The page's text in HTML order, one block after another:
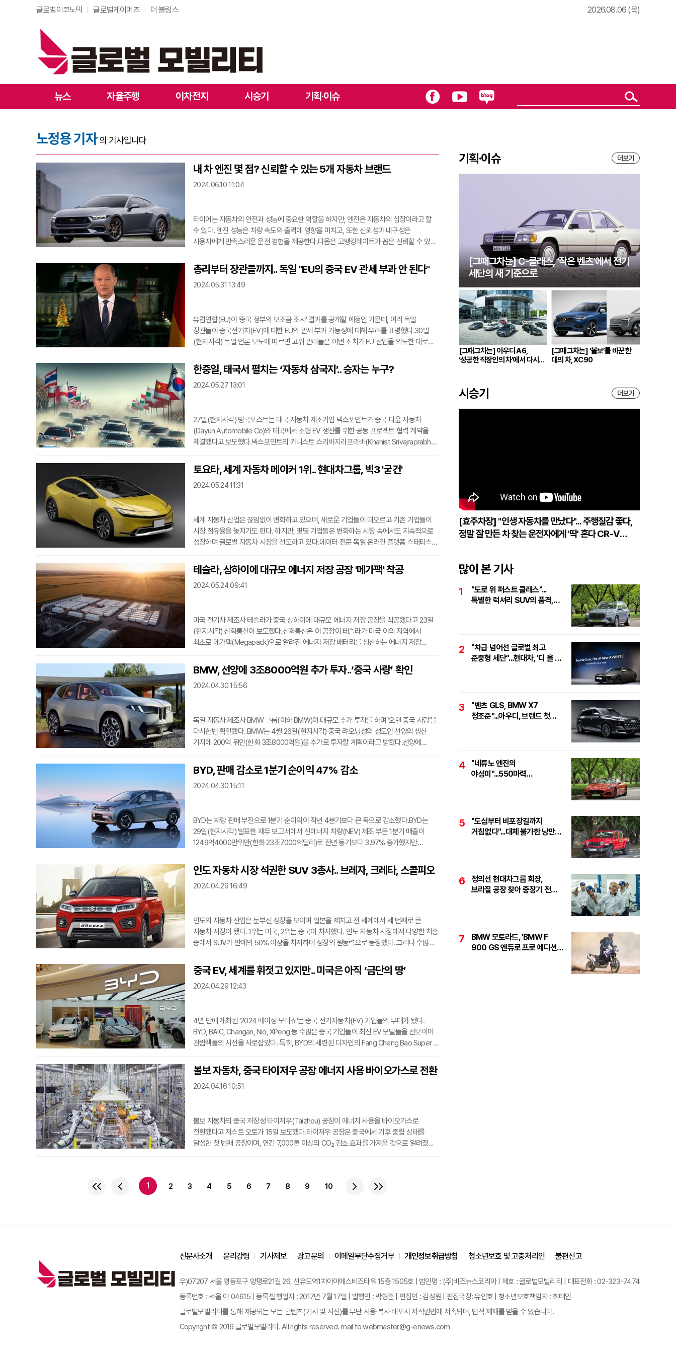
글로벌이코노믹 글로벌게이머즈 더 블링스 2026.08.06 (목)
뉴스 자율주행 이차전지 시승기 기획·이슈
노정용 기자 의 기사입니다
내 차 엔진 몇 점? 신뢰할 수 있는 5개 자동차 브랜드
2024.06.10 11:04
타이어는 자동차의 안전과 성능에 중요한 역할을 하지만, 엔진은 자동차의 심장이라고 할
수 있다. 엔진 성능은 차량 속도와 출력에 영향을 미치고, 또한 신뢰성과 내구성은
사용자에게 만족스러운 운전 경험을 제공한다.다음은 고뱅킹레이트가 꼽은 신뢰할 수 있는
브랜드로, 혁신적이고 효율적인 고성능 엔진 제작 기술로 유명하다. 특히 5.0L 코요테 V8
엔진과 3.5L V6 EcoBoost 엔진은 내연기관 차량뿐만 아니라 하이브리드 및 전기
자동차에도 적용되고 있다.4. 쉐보레쉐보레는 다양한 자동차 회사를 소유하고 있으며,
총리부터 장관들까지.. 독일 "EU의 중국 EV 관세 부과 안 된다"
2024.05.31 13:49
유럽연합(EU)이 ‘중국 정부의 보조금 조사’ 결과를 공개할 예정인 가운데, 여러 독일
장관들이 중국전기차(EV)에 대한 EU의 관세 부과 가능성에 대해 우려를 표명했다.30일
(현지시각) 독일 언론 보도에 따르면 고위 관리들은 이번 조치가 EU 산업을 의도한 대로
훼손하는 역효과를 낳을 수 있다고 밝혔다.미국은 이달 초 전기자동차(EV)를 포함해 다양한
중국산 수입품에 대한 새로운 관세를 발표했는데, 기존 관세에 추가로 관세를 부과해 100%
로 인상했다. 유럽연합 집행위원회는 지난해 10월 중국산 전기차 수입에 대한 반보조금
한중일, 태국서 펼치는 ‘자동차 삼국지’.. 승자는 누구?
2024.05.27 13:01
27일(현지시각) 방콕포스트는 태국 자동차 제조기업 넥스포인트가 중국 다윤 자동차
(Dayun Automobile Co)와 태국에서 소형 EV 생산를 위한 공동 프로젝트 협력 계약을
체결했다고 보도했다.넥스포인트의 카니스트 스리바지라프라바(Khanist Srivajraprabha)
차량(SUV)을 수입하는 것부터 시작하여 소비자 반응을 테스트할 것”이라고 밝혔다.
넥스포인트와 다윤자동차의 협력은 태국 시장에서 중국 전기차의 존재감을 보여주는
상징적인 그림이다.태국, 글로벌 자동차 메이저들의 각축장 태국 자동차 시장은 일본, 한국,
토요타, 세계 자동차 메이커 1위.. 현대차그룹, 빅3 '굳건'
2024.05.24 11:31
세계 자동차 산업은 끊임없이 변화하고 있으며, 새로운 기업들이 떠오르고 기존 기업들이
시장 점유율을 놓치기도 한다. 하지만, 몇몇 기업들은 변화하는 시장 속에서도 지속적으로
성장하며 글로벌 자동차 시장을 선도하고 있다.데이터 전문 독일 온라인 플랫폼 스태티스타
이어 2023년에도 '빅3'를 유지했다. 현대차그룹은 2010년 5위에 오른 뒤 12년만인 2021년
3위에 오른바 있다.2023년 판매량 기준 세계 10대 자동차 메이커는 다음과 같다. 1. 토요타
(일본) 토요타는 세계 최대 자동차 회사다. 연간 약 1050만 대의 자동차를 팔았다. 토요타는
테슬라, 상하이에 대규모 에너지 저장 공장 '메가팩' 착공
2024.05.24 09:41
미국 전기차 제조사 테슬라가 중국 상하이에 대규모 에너지 저장 공장을 착공했다고 23일
(현지시각) 신화통신이 보도했다.신화통신은 이 공장이 테슬라가 미국 이외 지역에서
최초로 메가팩(Megapack)으로 알려진 에너지 저장 배터리를 생산하는 에너지 저장
개장에 이어 테슬라가 중국에 투자한 또 다른 주요 사업이다.이 공장은 중국 개혁개방의
개척지이자 상하이 경제성장을 위한 강력한 엔진으로 알려진 중국‘(상하이)
자유무역시험구 내 링강 신구’에 위치할 예정이다. 링강 신구 관계자 우 샤오화(Wu
BMW, 선양에 3조8000억원 추가 투자..‘중국 사랑’ 확인
2024.04.30 15:56
독일 자동차 제조사 BMW 그룹(이하 BMW)이 대규모 추가 투자를 하며 ‘오랜 중국 사랑’을
다시한번 확인했다. BMW는 4월 26일(현지시각) 중국 랴오닝성의 성도인 선양의 생산
기지에 200억 위안(한화 3조8000억원)을 추가로 투자할 계획이라고 밝혔다.선양에
고품질 산업 인력, 상대적으로 낮은 인건비로 인해 BMW와 같은 다국적 기업이 이 지역에
계속 투자할 것”이라고 말했다.유 총장은 “더 중요한 것은 자동차 제조와 같은 자본 집약적
산업이 업스트림 및 다운스트림 산업 지원과 강력한 산업 기반에 중점을 두고 있다는
BYD, 판매 감소로 1분기 순이익 47% 감소
2024.04.30 15:11
BYD는 차량 판매 부진으로 1분기 순이익이 작년 4분기보다 큰 폭으로 감소했다.BYD는
29일(현지시각) 발표한 재무 보고서에서 신에너지 차량(NEV) 제조 부문 1분기 매출이
1249억4000만위안(한화 23조7000억달러)로 전년 동기보다 3.97% 증가했지만
(한화 8700억원)으로 전년 동기보다 10.62% 증가했지만 2023년 4분기보다 47.33%
감소했다.매출과 이익의 감소는 주로 차량 판매 감소 때문에 발생했다. 1분기에는 중국의
춘절 연휴가 있어 일반적으로 차량 판매가 계절적으로 가장 낮은 시기이다.앞서 발표한
인도 자동차 시장 석권한 SUV 3총사.. 브레자, 크레타, 스콜피오
2024.04.29 16:49
인도의 자동차 산업은 눈부신 성장을 보이며 일본을 제치고 전 세계에서 세 번째로 큰
자동차 시장이 됐다. 1위는 미국, 2위는 중국이 차지했다. 인도 자동차 시장에서 다양한 차종
중에서 SUV가 판매의 50% 이상을 차지하며 성장의 원동력으로 등장했다. 그러나 수많은
마루티 스즈키의 브레자(Brezza), 현대자동차의 크레타(Creta), 마힌드라의 스콜피오
(Scorpio)는 인도에서 놀라운 판매 기록을 달성한 SUV이다. 인도에서 많은 사랑을 받는
차량들에 대해 살펴본다.마루티 스즈키 브레자2016년에 처음 출시된 마루티는 2022년에
중국 EV, 세계를 휘젓고 있지만.. 미국은 아직 ‘금단의 땅’
2024.04.29 12:43
4년 만에 개최된 ‘2024 베이징 모터쇼’는 중국 전기자동차(EV) 기업들의 무대가 됐다.
BYD, BAIC, Changan, Nio, XPeng 등 수많은 중국 기업들이 최신 EV 모델들을 선보이며
관람객들의 시선을 사로잡았다. 특히, BYD의 세련된 디자인의 Fang Cheng Bao Super 9
화제를 모았다. 이들 중국 EV 기업들은 중국과 유럽, 동남아 등 시장을 휘젓고 있지만, 미국
시장만 두고 보면 쉽지 않은 상황이다. 딜러 네트워크 부족이 미국 시장 진출에 발목을 잡고
있다.미국내 딜러 네트워크 부족의 현실미국 자동차 시장은 전통적으로 딜러 중심으로
볼보 자동차, 중국 타이저우 공장 에너지 사용 바이오가스로 전환
2024.04.16 10:51
볼보 자동차의 중국 저장성 타이저우(Taizhou) 공장이 에너지 사용을 바이오가스로
전환했다고 저스트 오토가 15일 보도했다.타이저우 공장은 중국에서 기후 중립 상태를
달성한 첫 번째 공장이며, 연간 7,000톤 이상의 CO₂ 감소 효과를 가져올 것으로 알려졌다.
1 2 3 4 5 6 7 8 9 10
기획·이슈 더보기
[그때그차는] C-클래스, ‘작은 벤츠’에서 전기
세단의 새 기준으로
[그때그차는] 아우디 A6,
‘성공한 직장인의 차’에서 다시
[그때그차는] ‘볼보’를 바꾼 한
대의 차, XC90
시승기 더보기
[효주차장] "인생 자동차를 만났다"... 주행질감 좋다,
정말 잘 만든 차 찾는 운전자에게 '딱' 혼다 CR-V
많이 본 기사
1
"도로 위 퍼스트 클래스"...
특별한 럭셔리 SUV의 품격,
2
"차급 넘어선 글로벌 최고
준중형 세단"...현대차, '디 올 뉴
3
"벤츠 GLS, BMW X7
정조준"...아우디, 브랜드 첫
4
"네튜노 엔진의
야성미"...550마력
5
"도심부터 비포장길까지
거침없다"...대체 불가한 낭만
6
정의선 현대차그룹 회장,
브라질 공장 찾아 중장기 전략
7
BMW 모토라드, 'BMW F
900 GS 엔듀로 프로 에디션'
신문사소개 윤리강령 기사제보 광고문의 이메일무단수집거부 개인정보취급방침 청소년보호 및 고충처리인 불편신고
우)07207 서울 영등포구 양평로21길 26, 선유도역1차아이에스비즈타워 15층 1505호 | 법인명 : (주)비즈뉴스코리아 | 제호 : 글로벌모빌리티 | 대표전화 : 02-323-7474
등록번호 : 서울 아 04615 | 등록·발행일자 : 2017년 7월 17일 | 발행인 : 박형준 | 편집인 : 김성원 | 편집국장: 유인호 | 청소년보호책임자 : 최태인
글로벌모빌리티를 통해 제공되는 모든 콘텐츠(기사 및 사진)를 무단 사용·복사·배포시 저작권법에 저촉되며, 법적 제재를 받을 수 있습니다.
Copyright © 2016 글로벌모빌리티. All rights reserved. mail to webmaster@g-enews.com